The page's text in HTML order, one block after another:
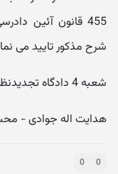
455 قانون آئین
شرح مذکور تایید می
شعبه 4 دادگاه تجدیدنظر استان تهران - رئیس و مستشار
هدایت اله جوادی -
0
0